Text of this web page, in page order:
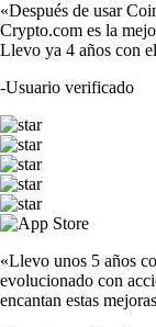
«Después de usar
Crypto.com es la
Llevo ya 4 años con
-Usuario verificado
«Llevo unos 5 años
evolucionado con
encantan estas